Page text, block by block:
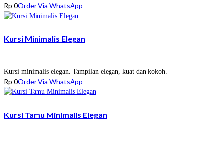
Rp 0Order Via WhatsApp
Kursi Minimalis Elegan
Kursi minimalis elegan. Tampilan elegan, kuat dan kokoh.
Rp 0Order Via WhatsApp
Kursi Tamu Minimalis Elegan